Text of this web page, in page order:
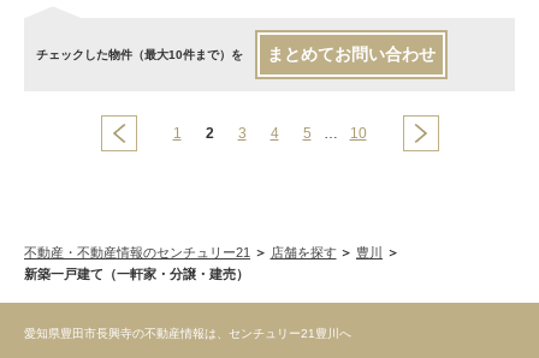
チェックした物件（最大10件まで）を まとめてお問い合わせ
1 2 3 4 5 … 10
不動産・不動産情報のセンチュリー21 店舗を探す
豊川
新築一戸建て（一軒家・分譲・建売）
愛知県豊田市長興寺の不動産情報は、センチュリー21豊川へ